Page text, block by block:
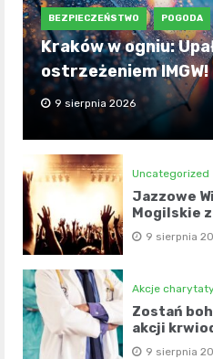
BEZPIECZEŃSTWO POGODA
Kraków w ogniu:
ostrzeżeniem IMGW!
9 sierpnia 2026
Uncategorized
Jazzowe
Mogilskie
9 sierpnia
Akcje
Zostań
akcji
9 sierpnia